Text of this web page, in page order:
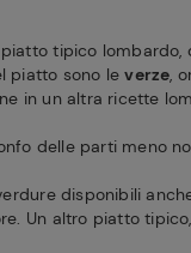
tipico lombardo,
piatto sono leverze,
in un altra ricette
delle parti meno
disponibili
Un altro piatto